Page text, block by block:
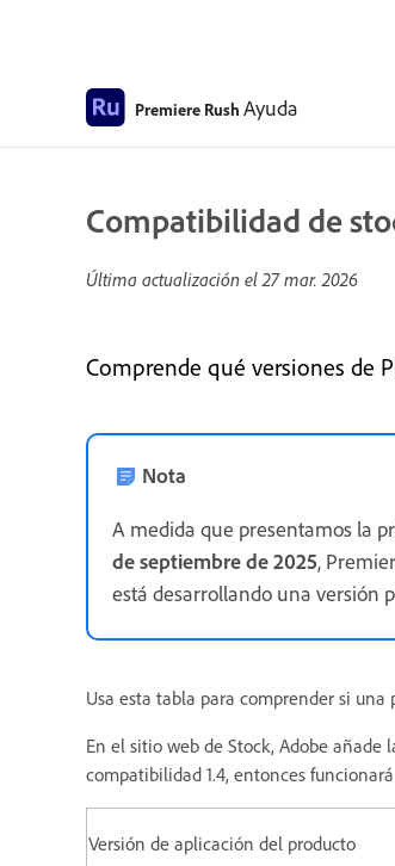
Premiere Rush Ayuda
Compatibilidad de
Última actualización el27 mar. 2026
Comprende qué versiones de
Nota
A medida que presentamos la
de septiembre de 2025,
está desarrollando una versión
Usa esta tabla para comprender si
En el sitio web de Stock, Adobe
compatibilidad 1.4, entonces
Versión de aplicación del producto